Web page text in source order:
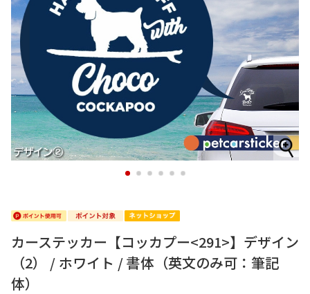
1 2 3 4 5 6
カーステッカー【コッカプー<291>】デザイン
（2） / ホワイト / 書体（英文のみ可：筆記
体）